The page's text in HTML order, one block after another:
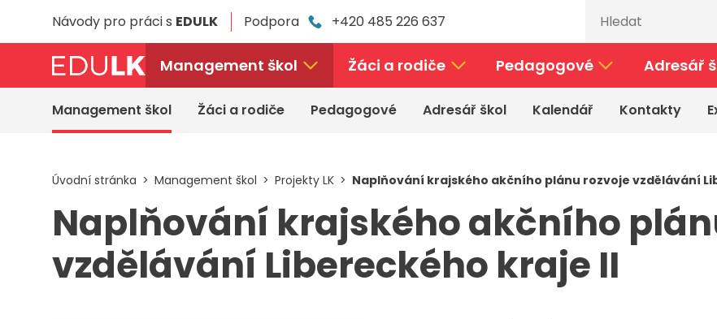
Návody pro práci s EDULK Podpora +420 485 226 637
Management škol Žáci a rodiče Pedagogové Adresář
Management škol Žáci a rodiče Pedagogové Adresář škol Kalendář Kontakty
Úvodní stránka Management škol Projekty LK Naplňování krajského akčního plánu rozvoje vzdělávání
Naplňování krajského akčního
vzdělávání Libereckého kraje II